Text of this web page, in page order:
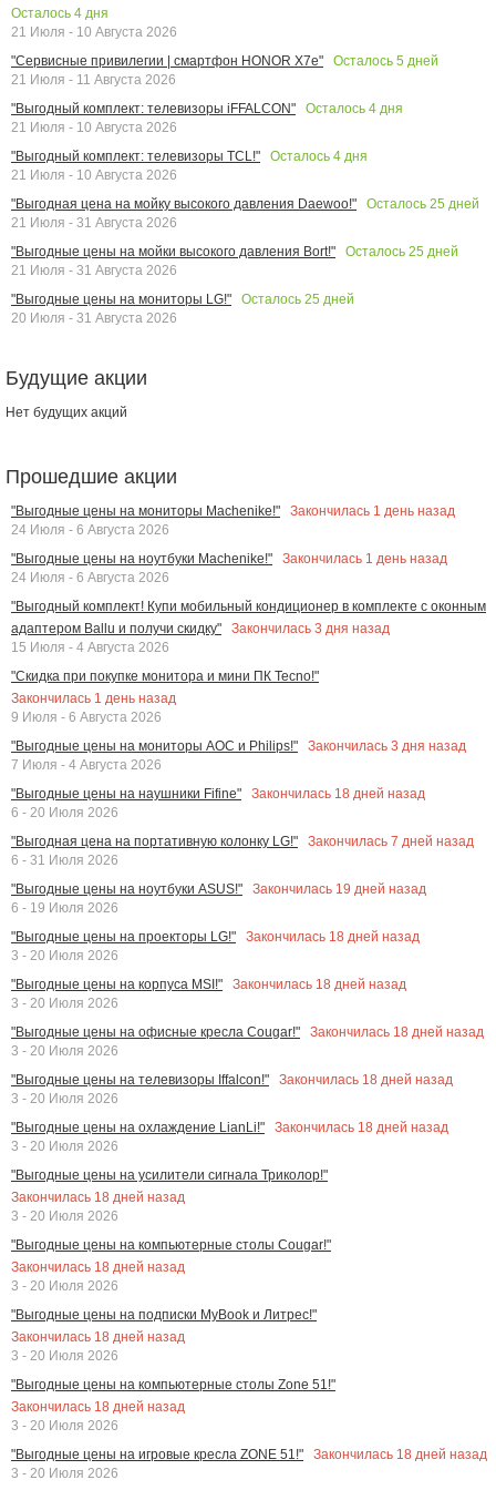
Осталось 4 дня
21 Июля - 10 Августа 2026
"Сервисные привилегии | смартфон HONOR X7e"
Осталось 5 дней
21 Июля - 11 Августа 2026
"Выгодный комплект: телевизоры iFFALCON"
Осталось 4 дня
21 Июля - 10 Августа 2026
"Выгодный комплект: телевизоры TCL!"
Осталось 4 дня
21 Июля - 10 Августа 2026
"Выгодная цена на мойку высокого давления Daewoo!"
Осталось 25 дней
21 Июля - 31 Августа 2026
"Выгодные цены на мойки высокого давления Bort!"
Осталось 25 дней
21 Июля - 31 Августа 2026
"Выгодные цены на мониторы LG!"
Осталось 25 дней
20 Июля - 31 Августа 2026
Будущие акции
Нет будущих акций
Прошедшие акции
"Выгодные цены на мониторы Machenike!" Закончилась 1 день назад
24 Июля - 6 Августа 2026
"Выгодные цены на ноутбуки Machenike!"
Закончилась 1 день назад
24 Июля - 6 Августа 2026
"Выгодный комплект! Купи мобильный кондиционер в комплекте с оконным
адаптером Ballu и получи скидку"
Закончилась 3 дня назад
15 Июля - 4 Августа 2026
"Скидка при покупке монитора и мини ПК Tecno!"
Закончилась 1 день назад
9 Июля - 6 Августа 2026
"Выгодные цены на мониторы AOC и Philips!"
Закончилась 3 дня назад
7 Июля - 4 Августа 2026
"Выгодные цены на наушники Fifine"
Закончилась 18 дней назад
6 - 20 Июля 2026
"Выгодная цена на портативную колонку LG!"
Закончилась 7 дней назад
6 - 31 Июля 2026
"Выгодные цены на ноутбуки ASUS!"
Закончилась 19 дней назад
6 - 19 Июля 2026
"Выгодные цены на проекторы LG!"
Закончилась 18 дней назад
3 - 20 Июля 2026
"Выгодные цены на корпуса MSI!"
Закончилась 18 дней назад
3 - 20 Июля 2026
"Выгодные цены на офисные кресла Cougar!"
Закончилась 18 дней назад
3 - 20 Июля 2026
"Выгодные цены на телевизоры Iffalcon!"
Закончилась 18 дней назад
3 - 20 Июля 2026
"Выгодные цены на охлаждение LianLi!"
Закончилась 18 дней назад
3 - 20 Июля 2026
"Выгодные цены на усилители сигнала Триколор!"
Закончилась 18 дней назад
3 - 20 Июля 2026
"Выгодные цены на компьютерные столы Cougar!"
Закончилась 18 дней назад
3 - 20 Июля 2026
"Выгодные цены на подписки MyBook и Литрес!"
Закончилась 18 дней назад
3 - 20 Июля 2026
"Выгодные цены на компьютерные столы Zone 51!"
Закончилась 18 дней назад
3 - 20 Июля 2026
"Выгодные цены на игровые кресла ZONE 51!"
Закончилась 18 дней назад
3 - 20 Июля 2026